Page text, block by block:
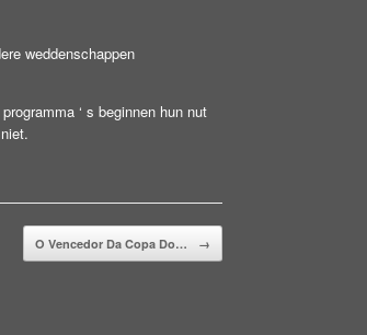
weddenschappen
‘ s beginnen hun nut
O Vencedor Da Copa Do… →